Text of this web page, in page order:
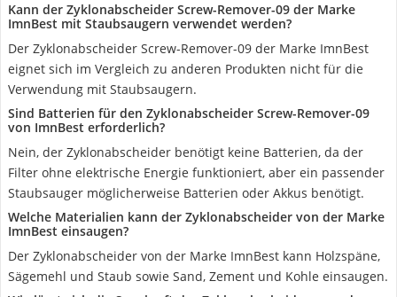
Kann der Zyklonabscheider Screw-Remover-09 der Marke
ImnBest mit Staubsaugern verwendet werden?
Der Zyklonabscheider Screw-Remover-09 der Marke ImnBest
eignet sich im Vergleich zu anderen Produkten nicht für die
Verwendung mit Staubsaugern.
Sind Batterien für den Zyklonabscheider Screw-Remover-09
von ImnBest erforderlich?
Nein, der Zyklonabscheider benötigt keine Batterien, da der
Filter ohne elektrische Energie funktioniert, aber ein passender
Staubsauger möglicherweise Batterien oder Akkus benötigt.
Welche Materialien kann der Zyklonabscheider von der Marke
ImnBest einsaugen?
Der Zyklonabscheider von der Marke ImnBest kann Holzspäne,
Sägemehl und Staub sowie Sand, Zement und Kohle einsaugen.